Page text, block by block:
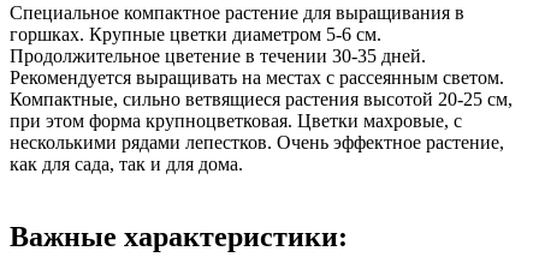
Специальное компактное растение для выращивания в
горшках. Крупные цветки диаметром 5-6 см.
Продолжительное цветение в течении 30-35 дней.
Рекомендуется выращивать на местах с рассеянным светом.
Компактные, сильно ветвящиеся растения высотой 20-25 см,
при этом форма крупноцветковая. Цветки махровые, с
несколькими рядами лепестков. Очень эффектное растение,
как для сада, так и для дома.
Важные характеристики: